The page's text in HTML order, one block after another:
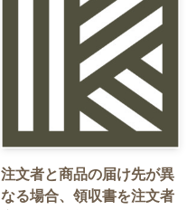
注文者と商品の届け先が異
なる場合、領収書を注文者